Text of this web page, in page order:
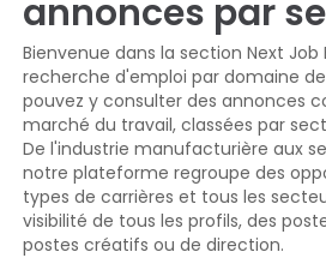
Emplois
Déposez
votre
Connexion
annonces par
Bienvenue dans la section Next Job
recherche d'emploi par domaine
pouvez y consulter des annonces
marché du travail, classées par
De l'industrie manufacturière aux
notre plateforme regroupe des
types de carrières et tous les
visibilité de tous les profils, des
postes créatifs ou de direction.